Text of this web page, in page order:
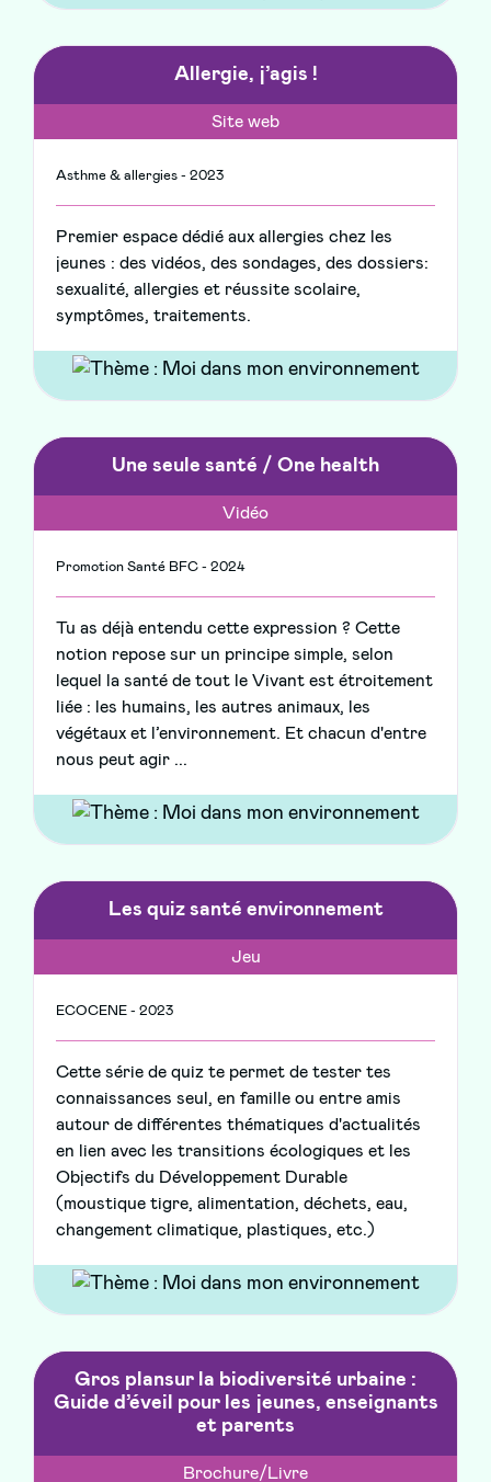
Allergie, j’agis !
Site web
Asthme & allergies - 2023
Premier espace dédié aux allergies chez les
jeunes : des vidéos, des sondages, des dossiers:
sexualité, allergies et réussite scolaire,
symptômes, traitements.
Une seule santé / One health
Vidéo
Promotion Santé BFC - 2024
Tu as déjà entendu cette expression ? Cette
notion repose sur un principe simple, selon
lequel la santé de tout le Vivant est étroitement
liée : les humains, les autres animaux, les
végétaux et l’environnement. Et chacun d'entre
nous peut agir ...
Les quiz santé environnement
Jeu
ECOCENE - 2023
Cette série de quiz te permet de tester tes
connaissances seul, en famille ou entre amis
autour de différentes thématiques d'actualités
en lien avec les transitions écologiques et les
Objectifs du Développement Durable
(moustique tigre, alimentation, déchets, eau,
changement climatique, plastiques, etc.)
Gros plansur la biodiversité urbaine :
Guide d’éveil pour les jeunes, enseignants
et parents
Brochure/Livre